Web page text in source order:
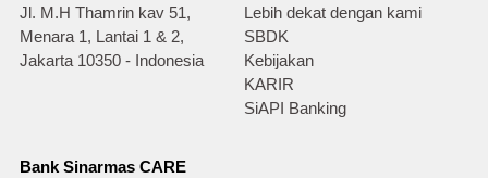
Jl. M.H Thamrin kav 51,
Menara 1, Lantai 1 & 2,
Jakarta 10350 - Indonesia
Lebih dekat dengan kami
SBDK
Kebijakan
KARIR
SiAPI Banking
Bank Sinarmas CARE